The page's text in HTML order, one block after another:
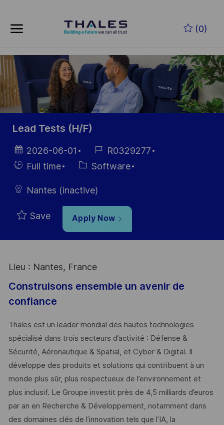
(0)
-
Lead Tests (H/F)
Posted
Date
2026-06-01
Job
Id
R0329277
HiringFull time Category
Software
Nantes (inactive)
Save Apply Now
Lieu : Nantes, France
Construisons ensemble un avenir de
confiance
Thales est un leader mondial des hautes technologies
spécialisé dans trois secteurs d’activité : Défense &
Sécurité, Aéronautique & Spatial, et Cyber & Digital. Il
développe des produits et solutions qui contribuent à un
monde plus sûr, plus respectueux de l’environnement et
plus inclusif. Le Groupe investit près de 4,5 milliards d’euros
par an en Recherche & Développement, notamment dans
des domaines clés de l’innovation tels que l’IA, la